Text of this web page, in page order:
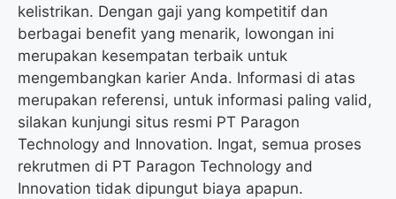
kelistrikan. Dengan gaji yang kompetitif dan
berbagai benefit yang menarik, lowongan ini
merupakan kesempatan terbaik untuk
mengembangkan karier Anda. Informasi di atas
merupakan referensi, untuk informasi paling valid,
silakan kunjungi situs resmi PT Paragon
Technology and Innovation. Ingat, semua proses
rekrutmen di PT Paragon Technology and
Innovation tidak dipungut biaya apapun.